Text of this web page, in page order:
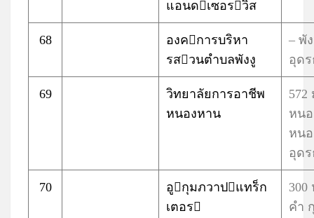
แอนดเซอรวิส
68
องคการบริหา
รสวนตำบลพังงู
– พั
อุด
69
วิทยาลัยการอาชีพ
หนองหาน
572
หน
หน
อุด
70
อูกุมภวาปแทร็ก
เตอร
300
คำ